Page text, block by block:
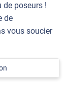
de poseurs !
de
vous soucier